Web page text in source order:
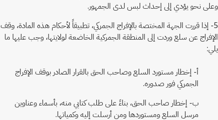
وعلى نحو يؤدي إلى إحداث لبس لدى الجمهور.
5- إذا قررت الجهة المختصة بالإفراج الجمركي، تطبيقاً لأحكام هذه المادة، وقف
الإفراج عن سلع وردت إلى المنطقة الجمركية الخاضعة لولايتها، وجب عليها ما
يلي:
أ- إخطار مستورد السلع وصاحب الحق بالقرار الصادر بوقف الإفراج
الجمركي فور صدوره.
ب- إخطار صاحب الحق، بناءً على طلب كتابي منه، بأسماء وعناوين
مرسل السلع ومستوردها ومن أرسلت إليه وكمياتها.